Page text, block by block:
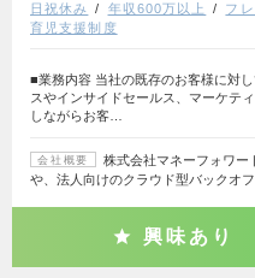
日祝休み
年収600万以上 フ
育児支援制度
■業務内容 当社の既存のお客様に対
スやインサイドセールス、マーケテ
しながらお客…
会社概要
株式会社マネーフォワー
や、法人向けのクラウド型バックオ
興味あり